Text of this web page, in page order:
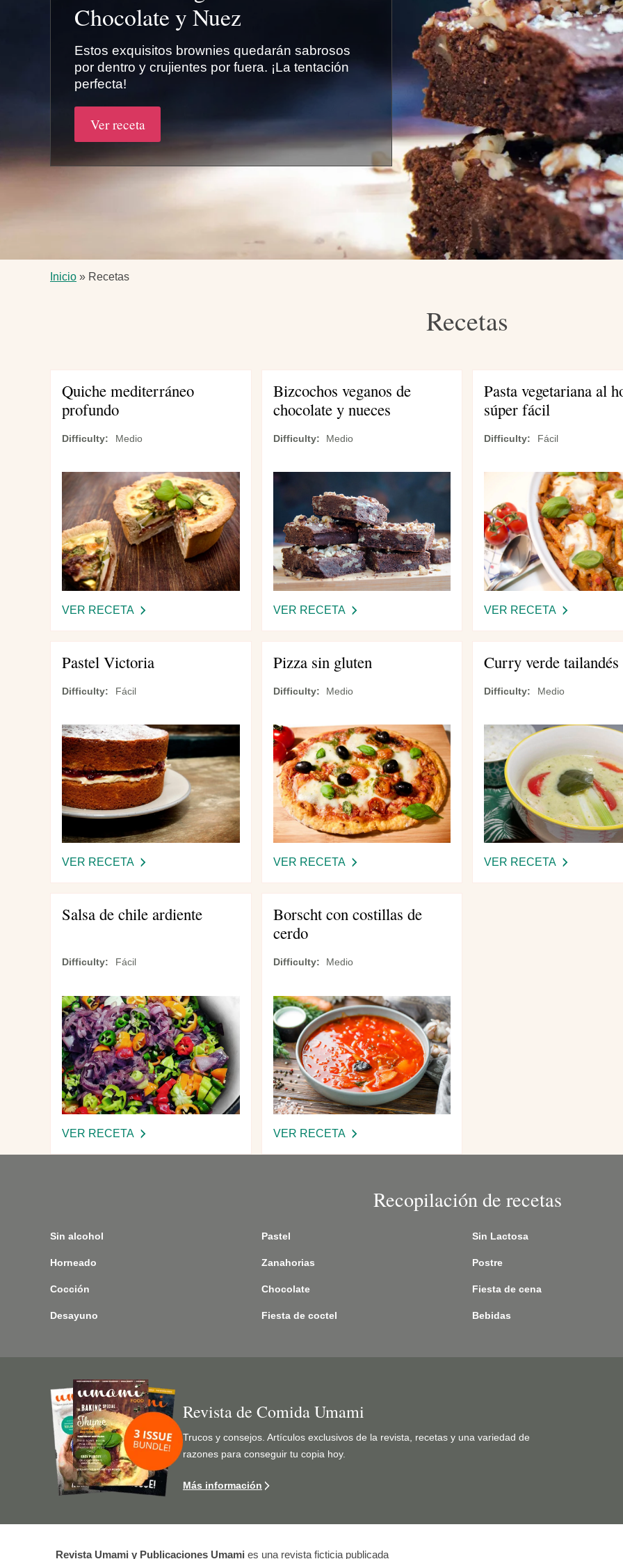
Chocolate y Nuez
Estos exquisitos brownies quedarán sabrosos
por dentro y crujientes por fuera. ¡La tentación
perfecta!
Ver receta
Ruta
Inicio Recetas
Recetas
Quiche mediterráneo
profundo
Difficulty Medio
VER RECETA
MEDITERRÁNEO
PROFUNDO
Bizcochos veganos de
chocolate y nueces
Difficulty Medio
VER RECETA-
VEGANOS
DE
Y
Pasta vegetariana al
súper fácil
Difficulty Fácil
VER RECETA
AL
SÚPER
Pastel Victoria
Difficulty Fácil
VER RECETA
VICTORIA
Pizza sin gluten
Difficulty Medio
VER RECETA-
SIN
GLUTEN
Curry verde tailandés
Difficulty Medio
VER RECETA
Salsa de chile ardiente
Difficulty Fácil
VER RECETA
Borscht con costillas de
cerdo
Difficulty Medio
VER RECETA-
Recopilación de recetas
Sin alcohol
Horneado
Cocción
Desayuno
Pastel
Zanahorias
Chocolate
Fiesta de coctel
Sin Lactosa
Postre
Fiesta de cena
Bebidas
Imagen
Revista de Comida Umami
Trucos y consejos. Artículos exclusivos de la revista, recetas y una variedad de
razones para conseguir tu copia hoy.
Más información
Revista Umami y Publicaciones Umami es una revista ficticia publicada